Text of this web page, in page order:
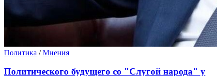
Политика /Мнения
Политического будущего со "Слугой народа" у